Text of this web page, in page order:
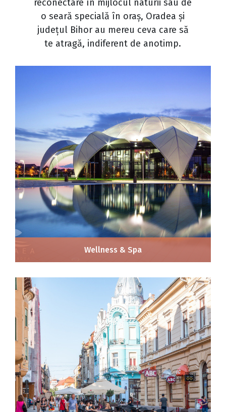
reconectare în mijlocul naturii sau de
o seară specială în oraș, Oradea și
județul Bihor au mereu ceva care să
te atragă, indiferent de anotimp.
Wellness & Spa